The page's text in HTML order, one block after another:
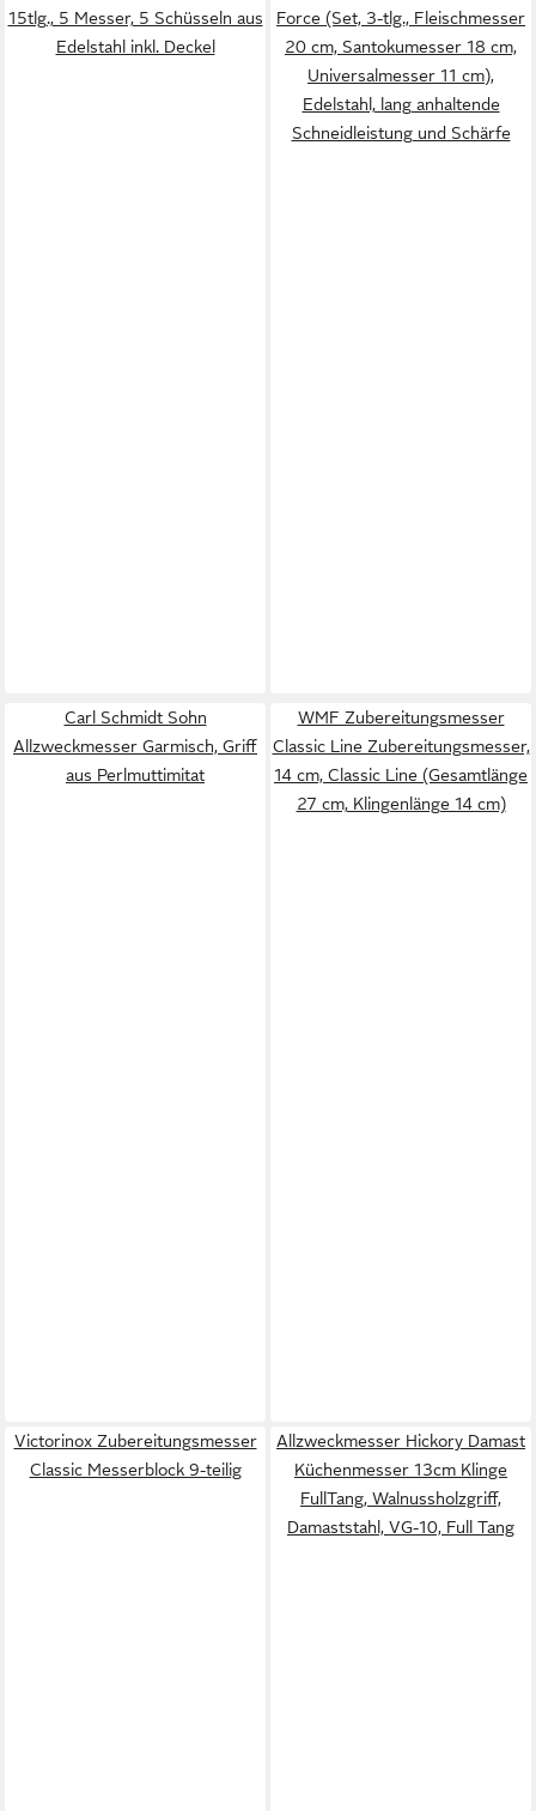
15tlg., 5 Messer, 5 Schüsseln aus
Edelstahl inkl. Deckel
Force (Set, 3-tlg., Fleischmesser
20 cm, Santokumesser 18 cm,
Universalmesser 11 cm),
Edelstahl, lang anhaltende
Schneidleistung und Schärfe
Carl Schmidt Sohn
Allzweckmesser Garmisch, Griff
aus Perlmuttimitat
WMF Zubereitungsmesser
Classic Line Zubereitungsmesser,
14 cm, Classic Line (Gesamtlänge
27 cm, Klingenlänge 14 cm)
Victorinox Zubereitungsmesser
Classic Messerblock 9-teilig
Allzweckmesser Hickory Damast
Küchenmesser 13cm Klinge
FullTang, Walnussholzgriff,
Damaststahl, VG-10, Full Tang